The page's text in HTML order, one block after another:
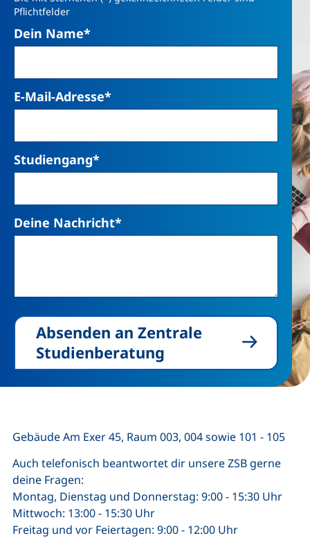
Pflichtfelder
Dein Name*
E-Mail-Adresse*
Studiengang*
Deine Nachricht*
Absenden an Zentrale
Studienberatung
Gebäude Am Exer 45, Raum 003, 004 sowie 101 - 105
Auch telefonisch beantwortet dir unsere ZSB gerne
deine Fragen:
Montag, Dienstag und Donnerstag: 9:00 - 15:30 Uhr
Mittwoch: 13:00 - 15:30 Uhr
Freitag und vor Feiertagen: 9:00 - 12:00 Uhr